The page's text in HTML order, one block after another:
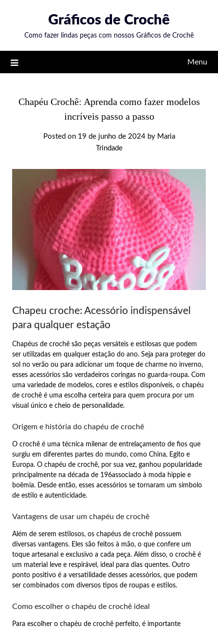
content
Gráficos de Crochê
Como fazer lindas peças com nossos Gráficos de Crochê
Menu
Chapéu Crochê: Aprenda como fazer modelos
incríveis passo a passo
Posted on 19 de junho de 2024by Maria
Trindade
Chapeu croche: Acessório indispensável
para qualquer estação
Chapéus de crochê são peças versáteis e estilosas que podem
ser utilizadas em qualquer estação do ano. Seja para proteger do
sol no verão ou para adicionar um toque de charme no inverno,
esses acessórios são verdadeiros coringas no guarda-roupa. Com
uma variedade de modelos, cores e estilos disponíveis, o chapéu
de crochê é uma escolha certeira para quem procura por um
visual único e cheio de personalidade.
Origem e história do chapéu de crochê
O crochê é uma técnica milenar de entrelaçamento de fios que
surgiu em diferentes partes do mundo, como China, Egito e
Europa. O chapéu de crochê, por sua vez, ganhou popularidade
principalmente na década de 196associado à moda hippie e
boêmia. Desde então, esses acessórios se tornaram um símbolo
de estilo e autenticidade.
Vantagens de usar um chapéu de crochê
Além de serem estilosos, os chapéus de crochê possuem
diversas vantagens. Eles são feitos à mão, o que confere um
toque artesanal e exclusivo a cada peça. Além disso, o crochê é
um material leve e respirável, ideal para dias quentes. Outro
ponto positivo é a versatilidade desses acessórios, que podem
ser combinados com diversos tipos de roupas e estilos.
Como escolher o chapéu de crochê ideal
Para escolher o chapéu de crochê perfeito, é importante